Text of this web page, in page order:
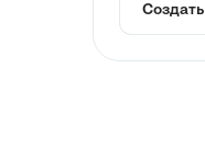
Создать